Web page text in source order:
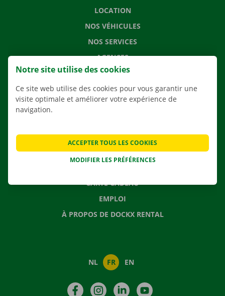
LOCATION
NOS VÉHICULES
NOS SERVICES
AGENCES
APPLI
SOLUTIONS DE DÉMÉNAGEMENT
CONTACTEZ NOUS
QUESTIONS FRÉQUENTES
CARTE CADEAU
EMPLOI
À PROPOS DE DOCKX RENTAL
NL FR EN
FacebookInstagramLinkedIn
Notre site utilise des cookies
Ce site web utilise des cookies pour vous garantir une
visite optimale et améliorer votre expérience de
navigation.
MODIFIER LES PRÉFÉRENCES
ACCEPTER TOUS LES COOKIES